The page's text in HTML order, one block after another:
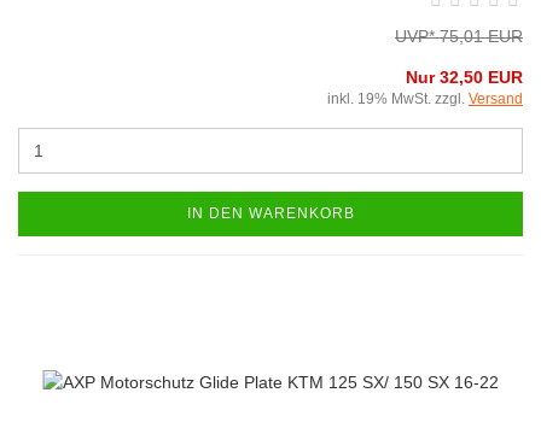
UVP* 75,01 EUR
Nur 32,50 EUR
inkl. 19% MwSt. zzgl. Versand
IN DEN WARENKORB